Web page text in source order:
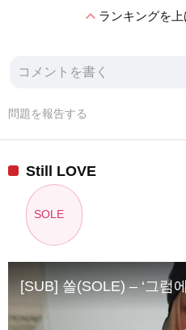
expand_lessランキングを上
問題を報告する
Still LOVE
SOLE
[SUB] 쏠(SOLE) – ‘그럼